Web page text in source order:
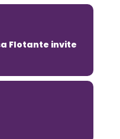
Flotante invite